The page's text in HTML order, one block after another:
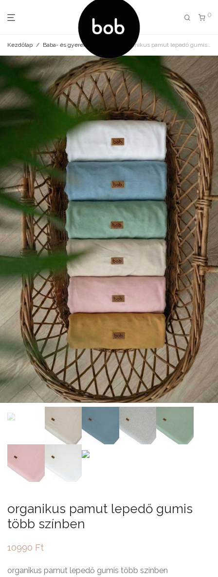
0
Kezdőlap / Baba- és gyerek ágynemű organikus pamut lepedő gumis több színben
organikus pamut lepedő gumis
több színben
10990 Ft
organikus pamut lepedő gumis több színben